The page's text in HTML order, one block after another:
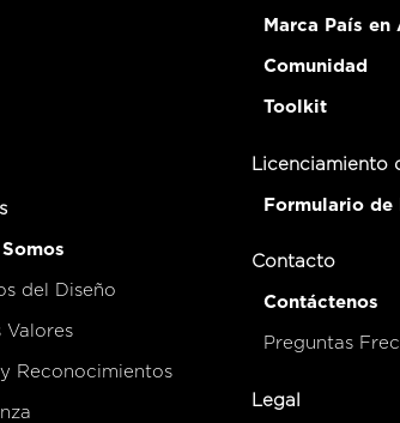
del Diseño
Valores
Reconocimientos
Marca País en
Comunidad
Toolkit
Licenciamiento
Formulario de
Contacto
Contáctenos
Preguntas
Legal